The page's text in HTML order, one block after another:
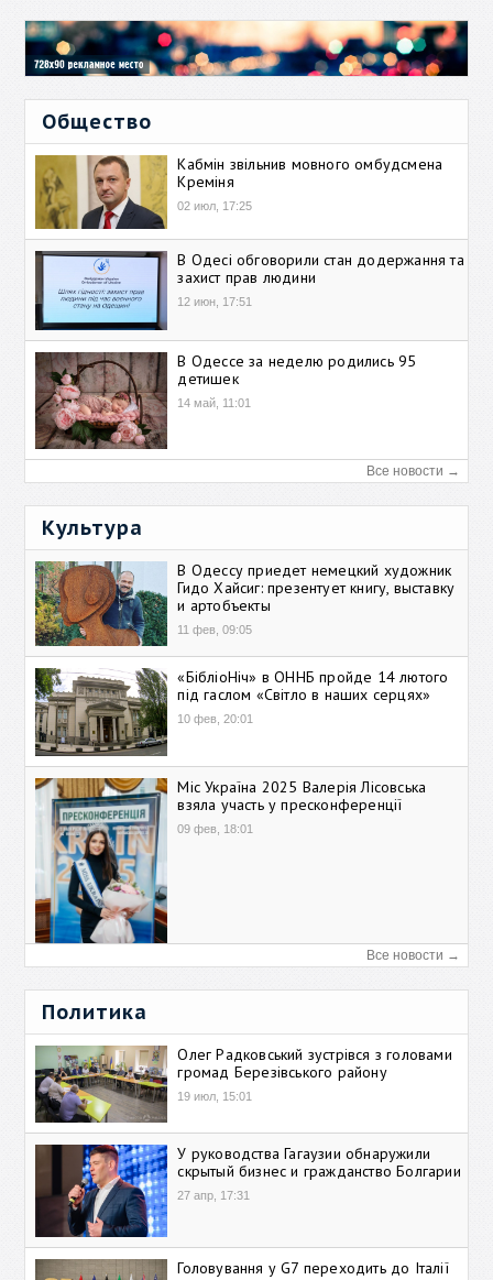
Общество
Кабмін звільнив мовного омбудсмена
Креміня
02 июл, 17:25
В Одесі обговорили стан додержання та
захист прав людини
12 июн, 17:51
В Одессе за неделю родились 95
детишек
14 май, 11:01
Все новости →
Культура
В Одессу приедет немецкий художник
Гидо Хайсиг: презентует книгу, выставку
и артобъекты
11 фев, 09:05
«БібліоНіч» в ОННБ пройде 14 лютого
під гаслом «Світло в наших серцях»
10 фев, 20:01
Міс Україна 2025 Валерія Лісовська
взяла участь у пресконференції
09 фев, 18:01
Все новости →
Политика
Олег Радковський зустрівся з головами
громад Березівського району
19 июл, 15:01
У руководства Гагаузии обнаружили
скрытый бизнес и гражданство Болгарии
27 апр, 17:31
Головування у G7 переходить до Італії